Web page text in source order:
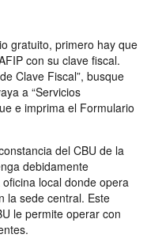
gratuito, primero hay que
con su clave fiscal.
Clave Fiscal”, busque
a “Servicios
e imprima el Formulario
del CBU de la
debidamente
local donde opera
la sede central. Este
le permite operar con